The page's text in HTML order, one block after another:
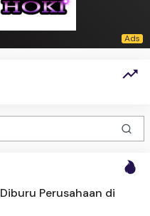
Perusahaan di